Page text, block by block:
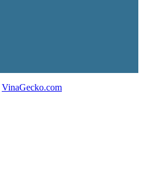
VinaGecko.com